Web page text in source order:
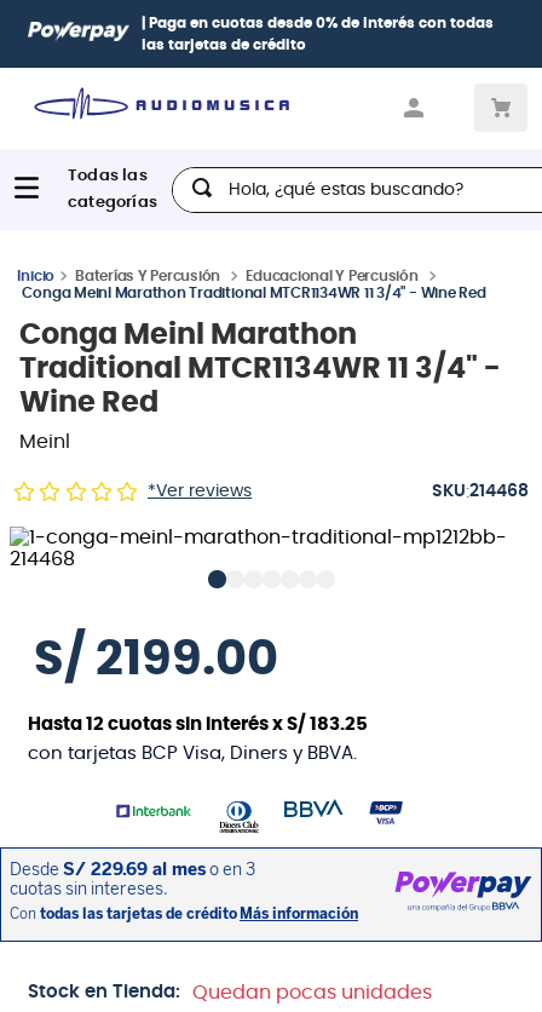
| Paga en cuotas desde 0% de interés con todas
las tarjetas de crédito
Hola, ¿qué estas buscando?
Baterías Y Percusión
Educacional Y Percusión
Conga Meinl Marathon Traditional MTCR1134WR 11 3/4" - Wine Red
Conga Meinl Marathon
Traditional MTCR1134WR 11 3/4" -
Wine Red
Meinl
*Ver reviews :214468
S/ 2199.00
Hasta12 cuotas sin interés xS/ 183.25
con tarjetas BCP Visa, Diners y BBVA.
Stock en Tienda: Quedan pocas unidades